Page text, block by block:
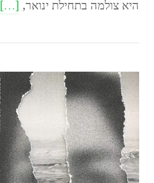
היא צולמה בתחילת ינואר, […]